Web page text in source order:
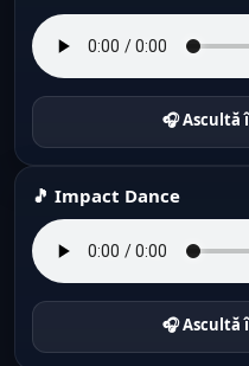
🎧 Ascultă
🎵 Impact Dance
🎧 Ascultă